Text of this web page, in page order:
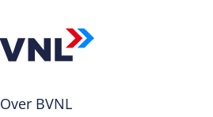
Over BVNL